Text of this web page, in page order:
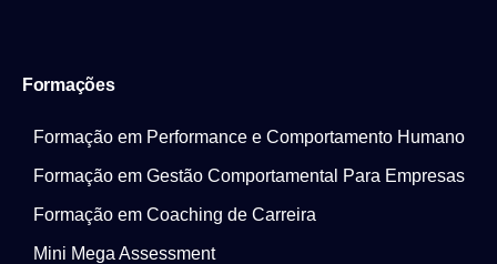
Formações
Formação em Performance e Comportamento Humano
Formação em Gestão Comportamental Para Empresas
Formação em Coaching de Carreira
Mini Mega Assessment